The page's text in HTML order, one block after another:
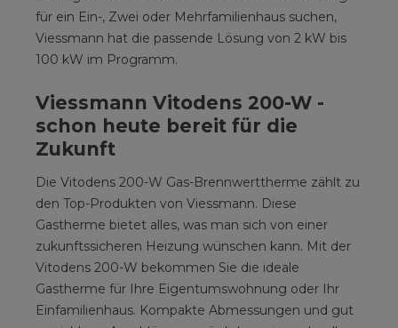
für ein Ein-, Zwei oder Mehrfamilienhaus suchen,
Viessmann hat die passende Lösung von 2 kW bis
100 kW im Programm.
Viessmann Vitodens 200-W -
schon heute bereit für die
Zukunft
Die Vitodens 200-W Gas-Brennwerttherme zählt zu
den Top-Produkten von Viessmann. Diese
Gastherme bietet alles, was man sich von einer
zukunftssicheren Heizung wünschen kann. Mit der
Vitodens 200-W bekommen Sie die ideale
Gastherme für Ihre Eigentumswohnung oder Ihr
Einfamilienhaus. Kompakte Abmessungen und gut